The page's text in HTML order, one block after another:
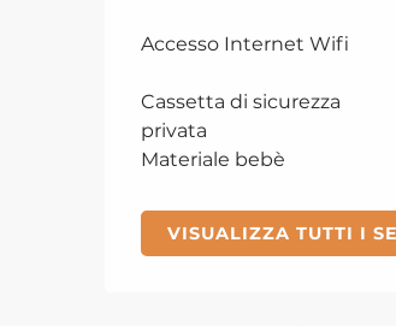
Accesso Internet Wifi
Cassetta di sicurezza
privata
Materiale bebè
VISUALIZZA TUTTI I